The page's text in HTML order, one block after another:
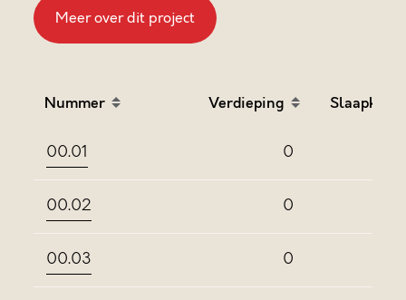
Meer over dit project
Nummer
Sort table by Nummer in descending order
Verdieping
Sort table by
00.01 0
00.02 0
00.03 0